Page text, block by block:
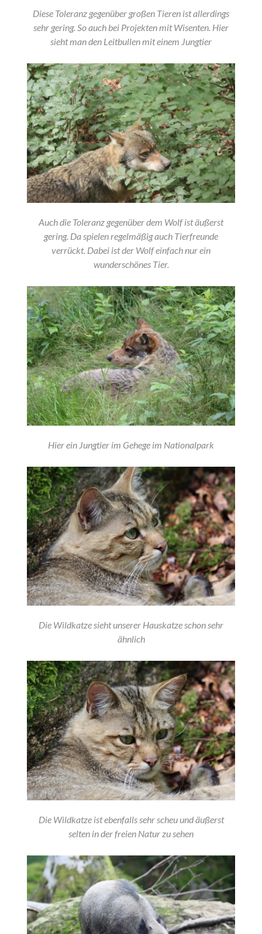
Diese Toleranz gegenüber großen Tieren ist allerdings
sehr gering. So auch bei Projekten mit Wisenten. Hier
sieht man den Leitbullen mit einem Jungtier
Auch die Toleranz gegenüber dem Wolf ist äußerst
gering. Da spielen regelmäßig auch Tierfreunde
verrückt. Dabei ist der Wolf einfach nur ein
wunderschönes Tier.
Hier ein Jungtier im Gehege im Nationalpark
Die Wildkatze sieht unserer Hauskatze schon sehr
ähnlich
Die Wildkatze ist ebenfalls sehr scheu und äußerst
selten in der freien Natur zu sehen